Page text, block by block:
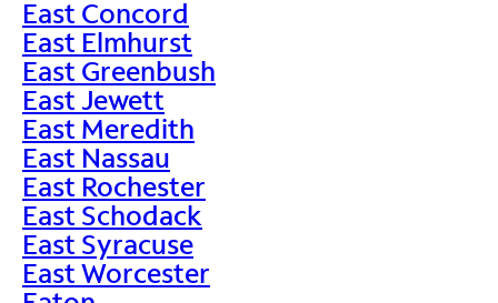
East Concord
East Elmhurst
East Greenbush
East Jewett
East Meredith
East Nassau
East Rochester
East Schodack
East Syracuse
East Worcester